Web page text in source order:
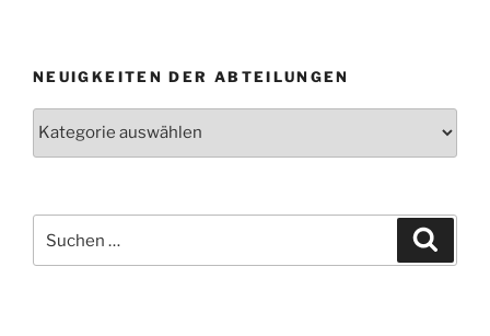
NEUIGKEITEN DER ABTEILUNGEN
nach: